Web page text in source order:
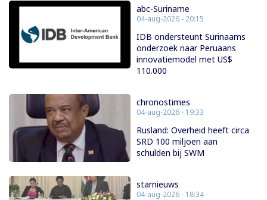
abc-Suriname
04-aug-2026 - 20:15
IDB ondersteunt Surinaams
onderzoek naar Peruaans
innovatiemodel met US$
110.000
chronostimes
04-aug-2026 - 19:33
Rusland: Overheid heeft circa
SRD 100 miljoen aan
schulden bij SWM
starnieuws
04-aug-2026 - 18:34